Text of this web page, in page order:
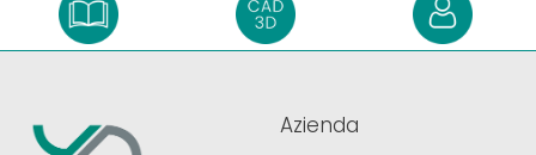
Azienda